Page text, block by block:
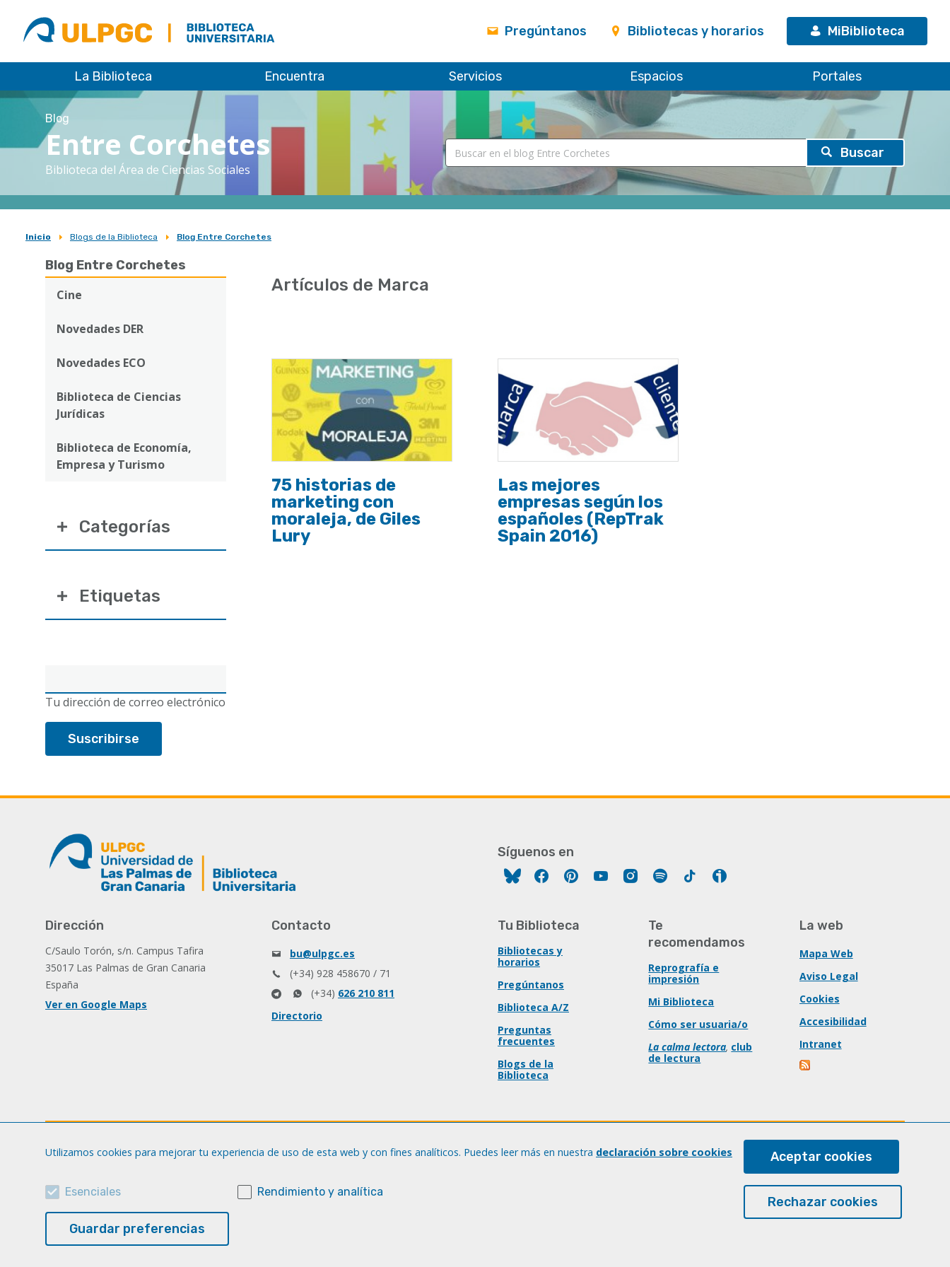
ULPGC
Biblioteca
ULPGC
Pregúntanos Bibliotecas y horarios MiBiblioteca
La Biblioteca Encuentra Servicios Espacios Portales
Blog
Entre Corchetes
Biblioteca del Área de Ciencias Sociales
Sobrescribir
enlaces
ayuda
navegación
Inicio Blogs de la Biblioteca Blog Entre Corchetes
Blog Entre Corchetes
Cine
Novedades DER
Novedades ECO
Biblioteca de Ciencias
Jurídicas
Biblioteca de Economía,
Empresa y Turismo
electrónico
Tu dirección de correo electrónico
Categorías
Etiquetas
Artículos de Marca
75 historias de
marketing con
moraleja, de Giles
Lury
Las mejores
empresas según los
españoles (RepTrak
Spain 2016)
Síguenos en
FacebookPinterestYouTubeInstagram
Spotify Tiktok
Dirección
C/Saulo Torón, s/n. Campus Tafira
35017 Las Palmas de Gran Canaria
España
Ver en Google Maps
Contacto
bu@ulpgc.es
(+34) 928 458670 / 71
(+34) 626 210 811
Directorio
Tu Biblioteca
Bibliotecas y
horarios
Pregúntanos
Biblioteca A/Z
Preguntas
frecuentes
Blogs de la
Biblioteca
Te
recomendamos
Reprografía e
impresión
Mi Biblioteca
Cómo ser usuaria/o
La calma lectora, club
de lectura
La web
Mapa Web
Aviso Legal
Cookies
Accesibilidad
Intranet
Utilizamos cookies para mejorar tu experiencia de uso de esta web y con fines analíticos. Puedes leer más en nuestra declaración sobre cookies
Esenciales Rendimiento y analítica
Guardar preferencias
Aceptar cookies
Rechazar cookies